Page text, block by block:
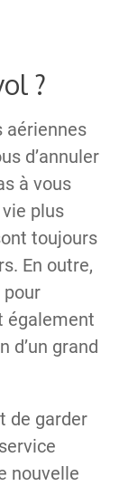
?
aériennes
d’annuler
à vous
plus
toujours
En outre,
pour
également
d’un grand
de garder
nouvelle